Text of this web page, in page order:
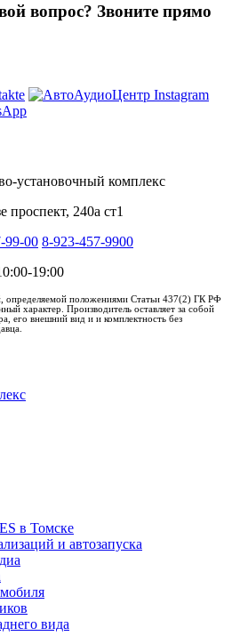
вопрос? Звоните прямо
установочный комплекс
проспект, 240а ст1
99-00 8-923-457-9900
19:00
определяемой положениями Статьи 437(2) ГК РФ
характер. Производитель оставляет за собой
его внешний вид и и комплектность без
в Томске
и автозапуска
вида